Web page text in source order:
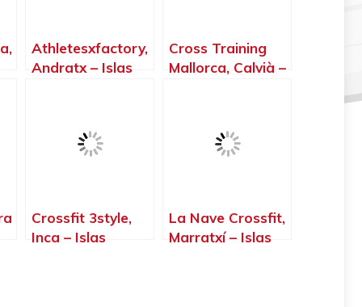
Athletesxfactory,
Andratx – Islas
Cross Training
Mallorca, Calvià –
Crossfit 3style,
Inca – Islas
La Nave Crossfit,
Marratxí – Islas